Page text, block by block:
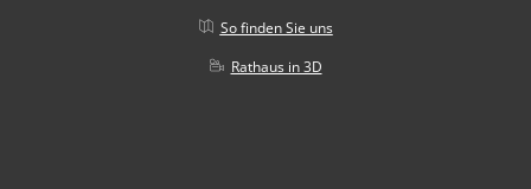
So finden Sie uns
Rathaus in 3D